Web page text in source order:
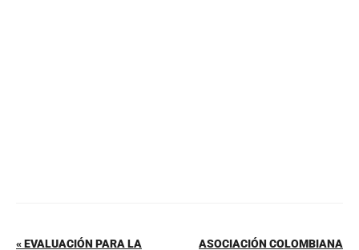
« EVALUACIÓN PARA LA
ASOCIACIÓN COLOMBIANA